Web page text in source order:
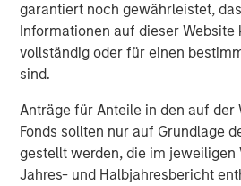
garantiert noch gewährleistet,
Informationen auf dieser Website
vollständig oder für einen
sind.
Anträge für Anteile in den auf der
Fonds sollten nur auf Grundlage
gestellt werden, die im jeweiligen
Jahres- und Halbjahresbericht
Mr. Curci brings more than 25
supermarket industry. Most
operating officer for Alabama-
he led the start-up of two chains
neighborhood grocery store
1995 to 2003, Mr. Curci was CEO
leadership positions at the BI-LO